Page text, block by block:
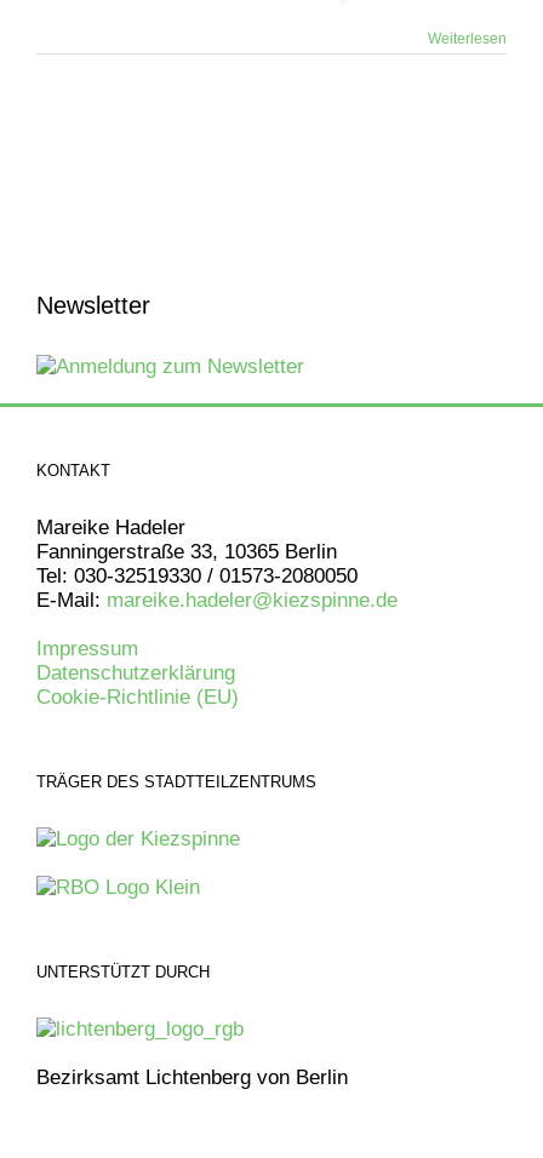
Weiterlesen
Newsletter
KONTAKT
Mareike Hadeler
Fanningerstraße 33, 10365 Berlin
Tel: 030-32519330 / 01573-2080050
E-Mail: mareike.hadeler@kiezspinne.de
Impressum
Datenschutzerklärung
Cookie-Richtlinie (EU)
TRÄGER DES STADTTEILZENTRUMS
UNTERSTÜTZT DURCH
Bezirksamt Lichtenberg von Berlin